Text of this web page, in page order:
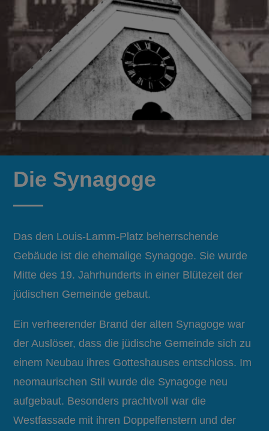
Die Synagoge
Das den Louis-Lamm-Platz beherrschende
Gebäude ist die ehemalige Synagoge. Sie wurde
Mitte des 19. Jahrhunderts in einer Blütezeit der
jüdischen Gemeinde gebaut.
Ein verheerender Brand der alten Synagoge war
der Auslöser, dass die jüdische Gemeinde sich zu
einem Neubau ihres Gotteshauses entschloss. Im
neomaurischen Stil wurde die Synagoge neu
aufgebaut. Besonders prachtvoll war die
Westfassade mit ihren Doppelfenstern und der